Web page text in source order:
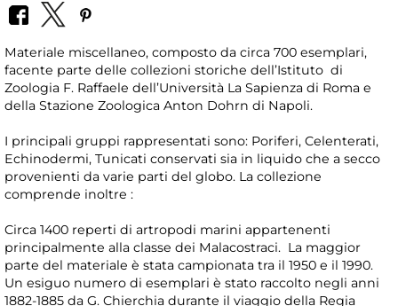
Materiale miscellaneo, composto da circa 700 esemplari,
facente parte delle collezioni storiche dell’Istituto di
Zoologia F. Raffaele dell’Università La Sapienza di Roma e
della Stazione Zoologica Anton Dohrn di Napoli.
I principali gruppi rappresentati sono: Poriferi, Celenterati,
Echinodermi, Tunicati conservati sia in liquido che a secco
provenienti da varie parti del globo. La collezione
comprende inoltre :
Circa 1400 reperti di artropodi marini appartenenti
principalmente alla classe dei Malacostraci. La maggior
parte del materiale è stata campionata tra il 1950 e il 1990.
Un esiguo numero di esemplari è stato raccolto negli anni
1882-1885 da G. Chierchia durante il viaggio della Regia